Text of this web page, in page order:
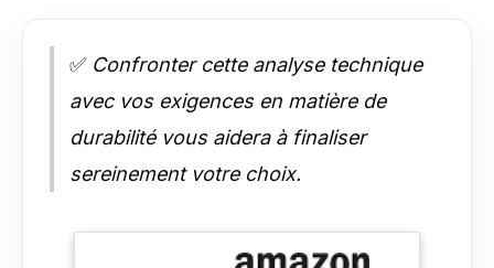
✅ Confronter cette analyse technique
avec vos exigences en matière de
durabilité vous aidera à finaliser
sereinement votre choix.